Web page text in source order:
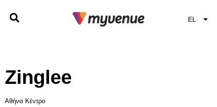
EL
EN
Zinglee
Αθήνα Κέντρο